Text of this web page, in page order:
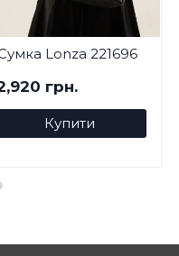
Lonza 221696
грн.
Купити